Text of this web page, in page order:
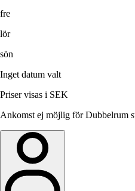
fre
lör
sön
Inget datum valt
Priser visas i SEK
Ankomst ej möjlig för Dubbelrum